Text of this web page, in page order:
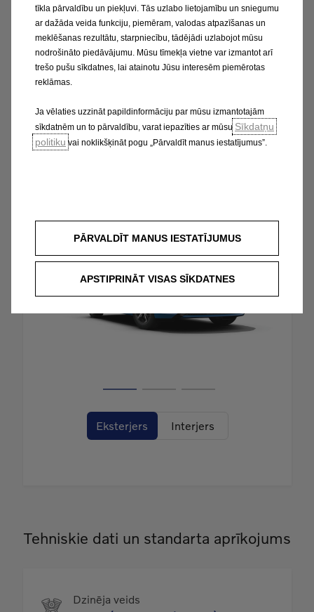
tīkla pārvaldību un piekļuvi. Tās uzlabo lietojamību un sniegumu
ar dažāda veida funkciju, piemēram, valodas atpazīšanas un
meklēšanas rezultātu, starpniecību, tādējādi uzlabojot mūsu
nodrošināto piedāvājumu. Mūsu tīmekļa vietne var izmantot arī
trešo pušu sīkdatnes, lai atainotu Jūsu interesēm piemērotas
reklāmas.
Ja vēlaties uzzināt papildinformāciju par mūsu izmantotajām
sīkdatnēm un to pārvaldību, varat iepazīties ar mūsu Sīkdatņu
politiku vai noklikšķināt pogu „Pārvaldīt manus iestatījumus”.
PĀRVALDĪT MANUS IESTATĪJUMUS
APSTIPRINĀT VISAS SĪKDATNES